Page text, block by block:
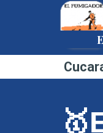
Vaya al Contenido